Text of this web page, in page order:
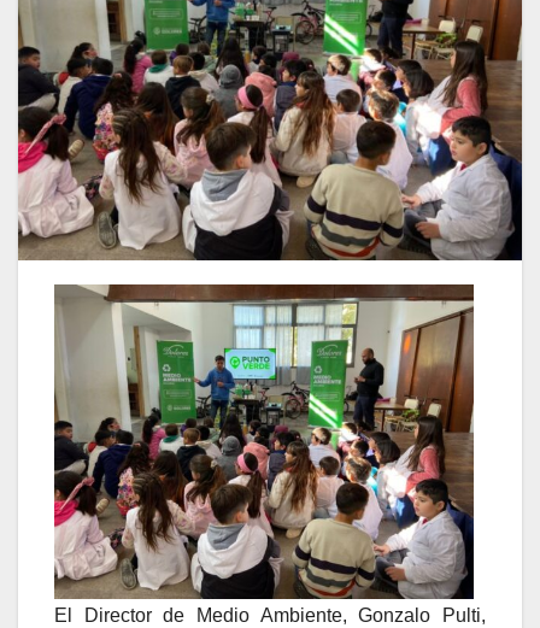
El Director de Medio Ambiente, Gonzalo Pulti,